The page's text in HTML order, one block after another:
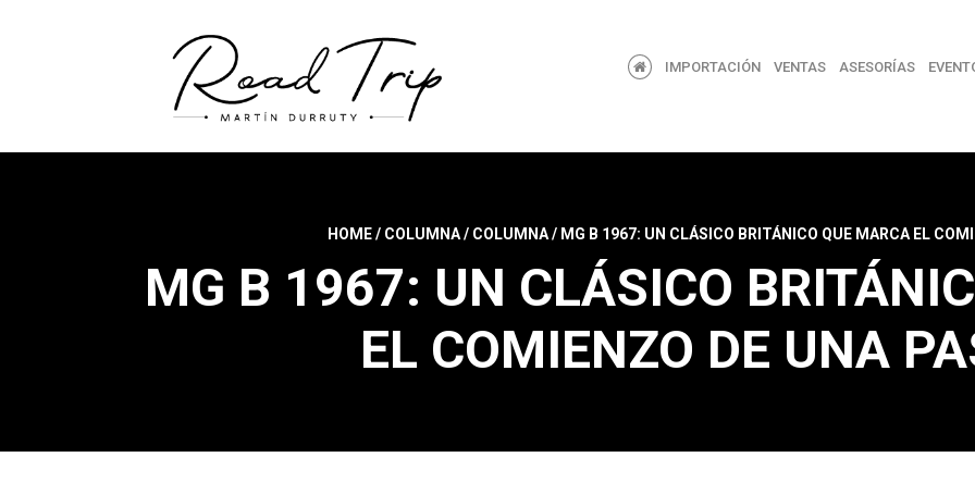
IMPORTACIÓN VENTAS ASESORÍAS
HOME / COLUMNA / COLUMNA / MG B 1967: UN CLÁSICO BRITÁNICO QUE MARCA EL
MG B 1967: UN CLÁSICO
EL COMIENZO DE UNA